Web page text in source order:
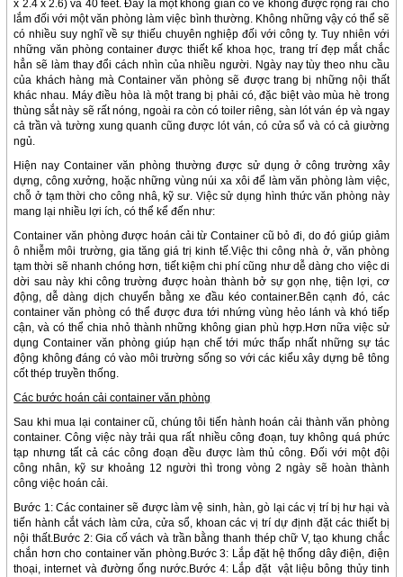
x 2.4 x 2.6) và 40 feet. Đây là một không gian có vẻ không được rộng rãi cho
lắm đối với một văn phòng làm việc bình thường. Không những vậy có thể sẽ
có nhiều suy nghĩ về sự thiếu chuyên nghiệp đối với công ty. Tuy nhiên với
những văn phòng container được thiết kế khoa học, trang trí đẹp mắt chắc
hẳn sẽ làm thay đổi cách nhìn của nhiều người. Ngày nay tùy theo nhu cầu
của khách hàng mà Container văn phòng sẽ được trang bị những nội thất
khác nhau. Máy điều hòa là một trang bị phải có, đặc biệt vào mùa hè trong
thùng sắt này sẽ rất nóng, ngoài ra còn có toiler riêng, sàn lót ván ép và ngay
cả trần và tường xung quanh cũng được lót ván, có cửa sổ và có cả giường
ngủ.
Hiện nay Container văn phòng thường được sử dụng ở công trường xây
dựng, công xưởng, hoặc những vùng núi xa xôi để làm văn phòng làm việc,
chỗ ở tạm thời cho công nhâ, kỹ sư. Việc sử dụng hình thức văn phòng này
mang lại nhiều lợi ích, có thể kể đến như:
Container văn phòng được hoán cải từ Container cũ bỏ đi, do đó giúp giảm
ô nhiễm môi trường, gia tăng giá trị kinh tế.Việc thi công nhà ở, văn phòng
tạm thời sẽ nhanh chóng hơn, tiết kiệm chi phí cũng như dễ dàng cho việc di
dời sau này khi công trường được hoàn thành bở sự gọn nhẹ, tiện lợi, cơ
động, dễ dàng dịch chuyển bằng xe đầu kéo container.Bên cạnh đó, các
container văn phòng có thể được đưa tới nhứng vùng hẻo lánh và khó tiếp
cận, và có thể chia nhỏ thành những không gian phù hợp.Hơn nữa việc sử
dụng Container văn phòng giúp hạn chế tới mức thấp nhất những sự tác
động không đáng có vào môi trường sống so với các kiểu xây dựng bê tông
cốt thép truyền thống.
Các bước hoán cải container văn phòng
Sau khi mua lại container cũ, chúng tôi tiến hành hoán cải thành văn phòng
container. Công việc này trải qua rất nhiều công đoạn, tuy không quá phức
tạp nhưng tất cả các công đoạn đều được làm thủ công. Đối với một đội
công nhân, kỹ sư khoảng 12 người thì trong vòng 2 ngày sẽ hoàn thành
công việc hoán cải.
Bước 1: Các container sẽ được làm vệ sinh, hàn, gò lại các vị trí bị hư hại và
tiến hành cắt vách làm cửa, cửa sổ, khoan các vị trí dự định đặt các thiết bị
nội thất.Bước 2: Gia cố vách và trần bằng thanh thép chữ V, tạo khung chắc
chắn hơn cho container văn phòng.Bước 3: Lắp đặt hệ thống dây điện, điện
thoại, internet và đường ống nước.Bước 4: Lắp đặt vật liệu bông thủy tinh